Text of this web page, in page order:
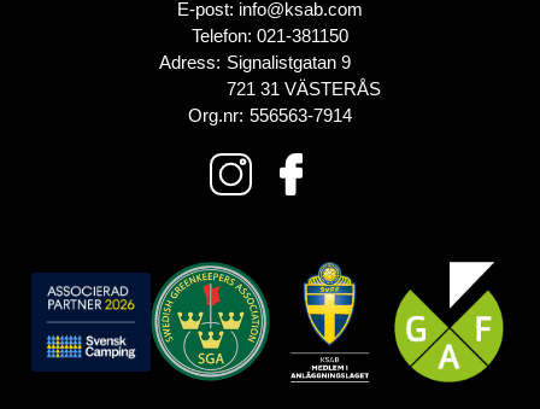
E-post: info@ksab.com
Telefon: 021-381150
Adress: Signalistgatan 9
721 31 VÄSTERÅS
Org.nr: 556563-7914